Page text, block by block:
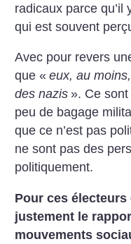
radicaux parce
qui est souvent
Avec pour revers
que « eux, au
des nazis ». Ce
peu de bagage
que ce n’est pas
ne sont pas des
politiquement.
Pour ces
justement le
mouvements